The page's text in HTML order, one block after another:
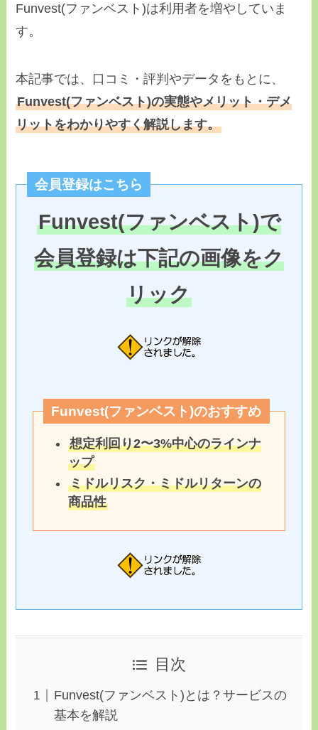
Funvest(ファンベスト)は利用者を増やしていま
す。
本記事では、口コミ・評判やデータをもとに、
Funvest(ファンベスト)の実態やメリット・デメ
リットをわかりやすく解説します。
会員登録はこちら
Funvest(ファンベスト)で
会員登録は下記の画像をク
リック
Funvest(ファンベスト)のおすすめ
想定利回り2〜3%中心のラインナ
ップ
ミドルリスク・ミドルリターンの
商品性
目次
Funvest(ファンベスト)とは？サービスの
基本を解説